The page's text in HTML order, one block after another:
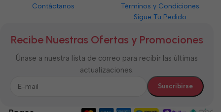
Contáctanos
Términos y Condiciones
Sigue Tu Pedido
Recibe Nuestras Ofertas y Promociones
Únase a nuestra lista de correo para recibir las últimas
actualizaciones.